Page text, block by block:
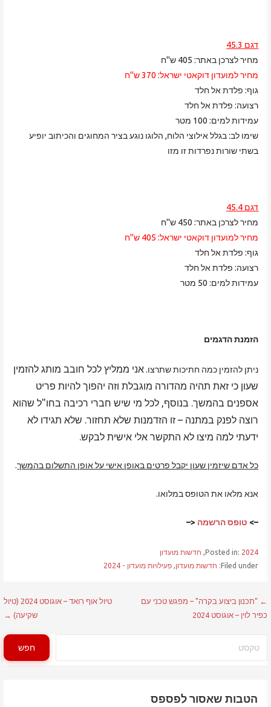
דגם 45.3
מחיר לצרכן באתר: 405 ש"ח
מחיר למועדון דוקאטי ישראל: 370 ש"ח
גוף: פלדת אל חלד
רצועה: פלדת אל חלד
עמידות למים: 100 מטר
שימו לב: בגלל אילוצי הלוח, הלוגו נוגע בציר המחוגים והכיתוב יופיע
בשתי שורות נפרדות זו מזו
דגם 45.4
מחיר לצרכן באתר: 450 ש"ח
מחיר למועדון דוקאטי ישראל: 405 ש"ח
גוף: פלדת אל חלד
רצועה: פלדת אל חלד
עמידות למים: 50 מטר
הזמנת הדגמים
ניתן להזמין כמה חתיכות שתרצו.אני ממליץ לכל חובב מותג להזמין
שעון כי זאת תהיה מהדורה מוגבלת וזה יהפוך להיות פריט
אספנים בהמשך. בנוסף, לכל מי שיש חברי רכיבה בחו"ל שהוא
רוצה לפנק במתנה – זו הזדמנות שלא תחזור. שלא תגידו לא
ידעתי למה מיצו לא התקשר אלי אישית לבקש.
כל אדם שיזמין שעון יקבל פרטים באופן אישי על אופן התשלום בהמשך.
אנא מלאו את הטופס במלואו.
–> טופס הרשמה <–
Posted in: 2024
, חדשות מועדון
Filed under:
חדשות מועדון, פעילויות מועדון - 2024
ניווט
← "תכנון ביצוע בקרה" – מפגש טכני עם
כפיר לוין – אוגוסט 2024
טיול אוף רואד – אוגוסט 2024 (טיול
שקיעה) →
חפש
הטבות שאסור לפספס